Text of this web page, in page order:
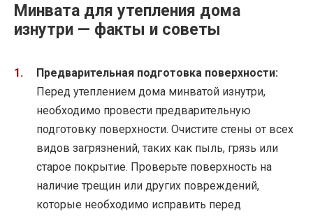
Минвата для утепления дома
изнутри — факты и советы
Предварительная подготовка поверхности:
Перед утеплением дома минватой изнутри,
необходимо провести предварительную
подготовку поверхности. Очистите стены от всех
видов загрязнений, таких как пыль, грязь или
старое покрытие. Проверьте поверхность на
наличие трещин или других повреждений,
которые необходимо исправить перед